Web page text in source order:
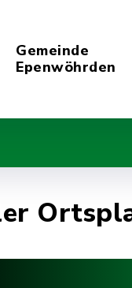
Gemeinde
Epenwöhrden